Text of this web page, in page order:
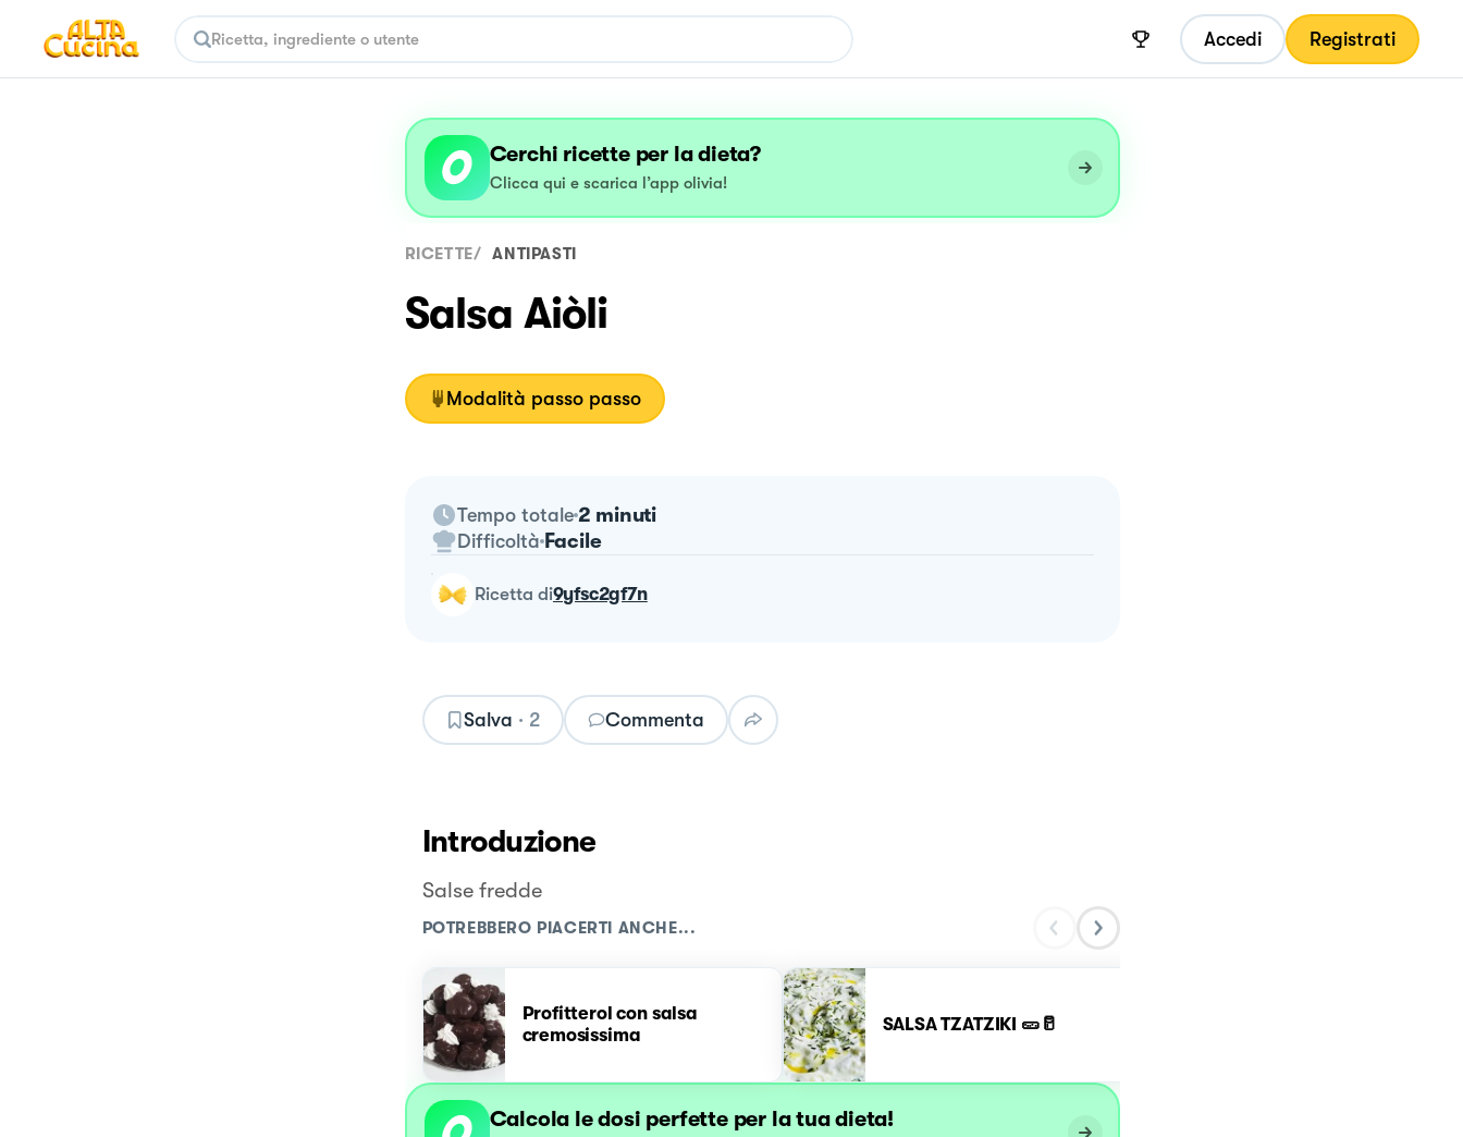
Accedi Registrati
Cerchi ricette per la dieta?
Clicca qui e scarica l’app olivia!
RICETTE/ ANTIPASTI
Salsa Aiòli
Modalità passo passo
Tempo totale 2 minuti
Difficoltà Facile
ricetta di9yfsc2gf7n
Salva · 2 Commenta
Introduzione
Salse fredde
POTREBBERO PIACERTI ANCHE...
Profitterol con salsa
cremosissima
SALSA TZATZIKI 🥒🥛
Calcola le dosi perfette per la tua dieta!